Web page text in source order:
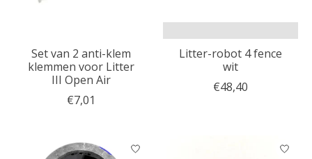
Set van 2 anti-klem
klemmen voor Litter
III Open Air
€7,01
Litter-robot 4 fence
wit
€48,40